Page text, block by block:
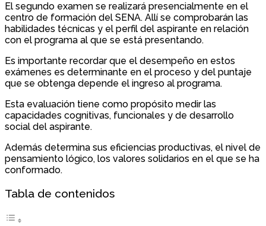
El segundo examen se realizará presencialmente en el
centro de formación del SENA. Allí se comprobarán las
habilidades técnicas y el perfil del aspirante en relación
con el programa al que se está presentando.
Es importante recordar que el desempeño en estos
exámenes es determinante en el proceso y del puntaje
que se obtenga depende el ingreso al programa.
Esta evaluación tiene como propósito medir las
capacidades cognitivas, funcionales y de desarrollo
social del aspirante.
Además determina sus eficiencias productivas, el nivel de
pensamiento lógico, los valores solidarios en el que se ha
conformado.
Tabla de contenidos